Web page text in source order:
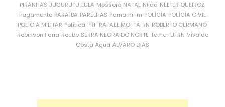
PIRANHAS JUCURUTU LULA Mossoró NATAL Nilda NÉLTER QUEIROZ
Pagamento PARAÍBA PARELHAS Parnamirim POLÍCIA POLÍCIA CIVIL
POLÍCIA MILITAR Política PRF RAFAEL MOTTA RN ROBERTO GERMANO
Robinson Faria Roubo SERRA NEGRA DO NORTE Temer UFRN Vivaldo
Costa Água ÁLVARO DIAS